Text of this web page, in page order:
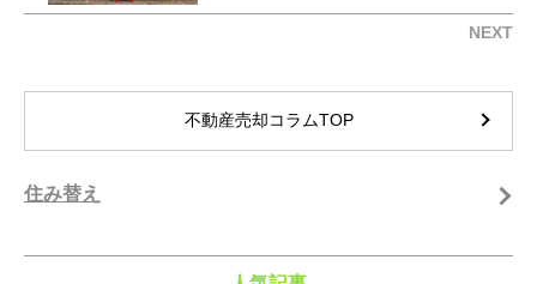
NEXT
不動産売却コラムTOP
住み替え